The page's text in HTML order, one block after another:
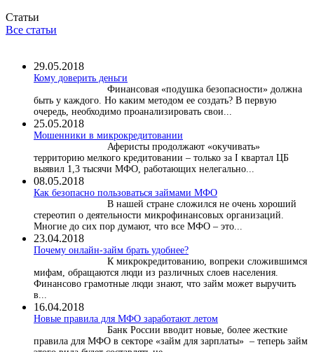
Статьи
Все статьи
29.05.2018
Кому доверить деньги
Финансовая «подушка безопасности» должна
быть у каждого. Но каким методом ее создать? В первую
очередь, необходимо проанализировать свои...
25.05.2018
Мошенники в микрокредитовании
Аферисты продолжают «окучивать»
территорию мелкого кредитовании – только за I квартал ЦБ
выявил 1,3 тысячи МФО, работающих нелегально...
08.05.2018
Как безопасно пользоваться займами МФО
В нашей стране сложился не очень хороший
стереотип о деятельности микрофинансовых организаций.
Многие до сих пор думают, что все МФО – это...
23.04.2018
Почему онлайн-займ брать удобнее?
К микрокредитованию, вопреки сложившимся
мифам, обращаются люди из различных слоев населения.
Финансово грамотные люди знают, что займ может выручить
в...
16.04.2018
Новые правила для МФО заработают летом
Банк России вводит новые, более жесткие
правила для МФО в секторе «займ для зарплаты» – теперь займ